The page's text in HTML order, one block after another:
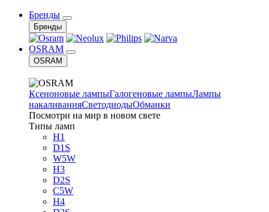
Бренды
Бренды
OSRAM
OSRAM
Ксеноновые лампыГалогеновые лампыЛампы
накаливанияСветодиодыОбманки
Посмотри на мир в новом свете
Типы ламп
H1
D1S
W5W
H3
D2S
C5W
H4